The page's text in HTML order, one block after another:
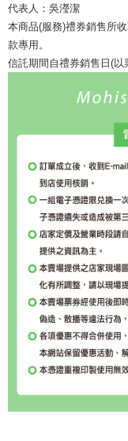
代表人：吳瀅潔
本商品(服務)禮券銷售所
款專用。
信託期間自禮券銷售日(以